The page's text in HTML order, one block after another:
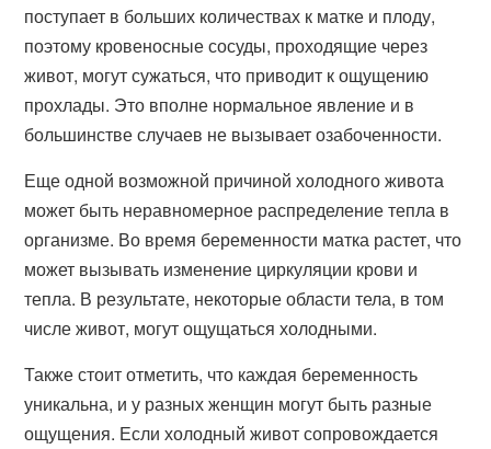
поступает в больших количествах к матке и плоду,
поэтому кровеносные сосуды, проходящие через
живот, могут сужаться, что приводит к ощущению
прохлады. Это вполне нормальное явление и в
большинстве случаев не вызывает озабоченности.
Еще одной возможной причиной холодного живота
может быть неравномерное распределение тепла в
организме. Во время беременности матка растет, что
может вызывать изменение циркуляции крови и
тепла. В результате, некоторые области тела, в том
числе живот, могут ощущаться холодными.
Также стоит отметить, что каждая беременность
уникальна, и у разных женщин могут быть разные
ощущения. Если холодный живот сопровождается